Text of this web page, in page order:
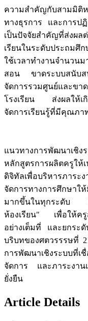
ความสำคัญกับสามมิติ
ทางธุรการ และการป
เป็นปัจจัยสำคัญที่ส่งผ
เรียนในระดับประถมศึ
ใช้เวลาทำงานจำนวน
สอน ขาดระบบสนับส
จัดการรวมศูนย์และขา
โรงเรียน ส่งผลให้เกิ
จัดการเรียนรู้ที่มีคุณภา
แนวทางการพัฒนาเชิ
หลักสูตรการผลิตครูให้
ดิจิทัลเพื่อบริหารภาร
จัดการทางการศึกษาใ
มากขึ้นในทุกระดับ
ห้องเรียน" เพื่อให้ครู
อย่างเต็มที่ และยกระ
บริบทของศตวรรรษที่
การพัฒนาเชิงระบบที่เ
จัดการ และภาระงาน
ยั่งยืน
Article Details